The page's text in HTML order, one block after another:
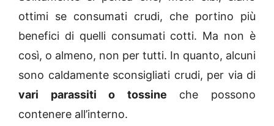
ottimi se consumati crudi, che portino più
benefici di quelli consumati cotti. Ma non è
così, o almeno, non per tutti. In quanto, alcuni
sono caldamente sconsigliati crudi, per via di
vari parassiti o tossine che possono
contenere all’interno.